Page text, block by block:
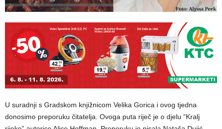
U suradnji s Gradskom knjižnicom Velika Gorica i ovog tjedna
donosimo preporuku čitatelja. Ovoga puta riječ je o djelu “Kralj